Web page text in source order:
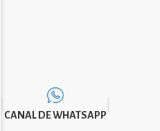
CANAL DE WHATSAPP